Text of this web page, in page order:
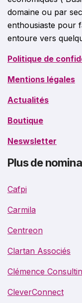
domaine ou par
enthousiaste pour
entoure vers
Politique de
Mentions légales
Actualités
Boutique
Neswsletter
Plus de
Cafpi
Carmila
Centreon
Clartan Associés
Clémence
CleverConnect